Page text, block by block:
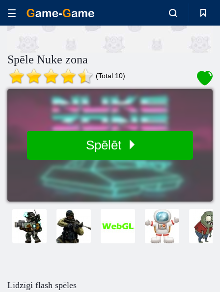
Spēle Nuke zona
(Total 10)
Spēlēt
Līdzīgi flash spēles